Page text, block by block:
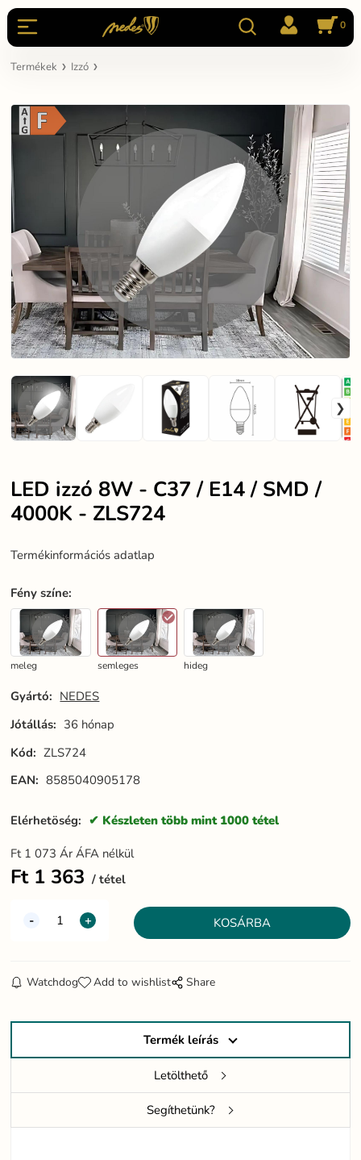
0
Termékek Izzó
LED izzó 8W - C37 / E14 / SMD /
4000K - ZLS724
Termékinformációs adatlap
Fény színe:
meleg semleges hideg
Gyártó: NEDES
Jótállás: 36 hónap
Kód: ZLS724
EAN: 8585040905178
Elérhetöség: Készleten több mint 1000 tétel
Ft 1 073 Ár ÁFA nélkül
Ft 1 363 tétel
Watchdog Add to wishlist Share
Termék leírás
Letölthető
Segíthetünk?